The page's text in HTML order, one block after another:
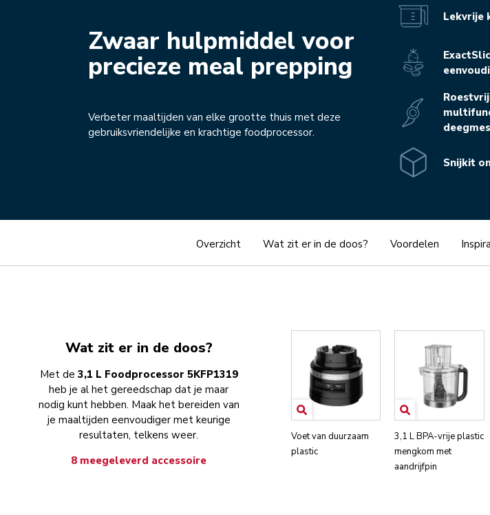
Zwaar hulpmiddel voor
precieze meal prepping
Verbeter maaltijden van elke grootte thuis met deze
gebruiksvriendelijke en krachtige foodprocessor.
Lekvrije
deegmes
Snijkit
Overzicht Wat zit er in de doos? Voordelen
Wat zit er in de doos?
Met de 3,1 L Foodprocessor 5KFP1319
heb je al het gereedschap dat je maar
nodig kunt hebben. Maak het bereiden van
je maaltijden eenvoudiger met keurige
resultaten, telkens weer.
8 meegeleverd accessoire
Voet van duurzaam
plastic
3,1 L BPA-vrije plastic
mengkom met
aandrijfpin